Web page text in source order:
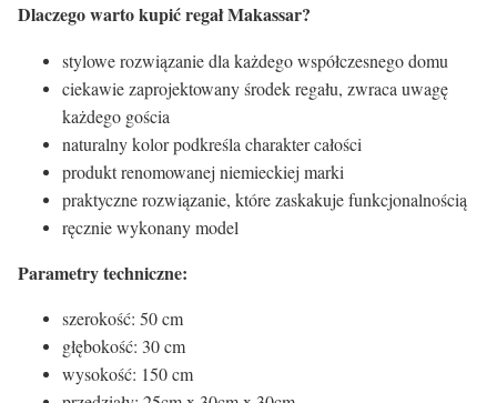
Dlaczego warto kupić regał Makassar?
stylowe rozwiązanie dla każdego współczesnego domu
ciekawie zaprojektowany środek regału, zwraca uwagę
każdego gościa
naturalny kolor podkreśla charakter całości
produkt renomowanej niemieckiej marki
praktyczne rozwiązanie, które zaskakuje funkcjonalnością
ręcznie wykonany model
Parametry techniczne:
szerokość: 50 cm
głębokość: 30 cm
wysokość: 150 cm